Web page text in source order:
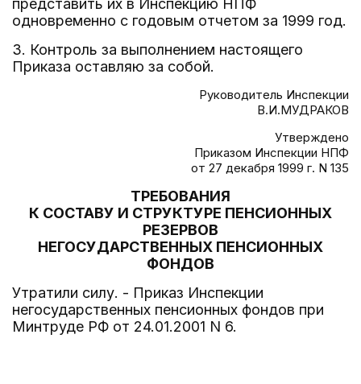
представить их в Инспекцию НПФ
одновременно с годовым отчетом за 1999 год.
3. Контроль за выполнением настоящего
Приказа оставляю за собой.
Руководитель Инспекции
В.И.МУДРАКОВ
Утверждено
Приказом Инспекции НПФ
от 27 декабря 1999 г. N 135
ТРЕБОВАНИЯ
К СОСТАВУ И СТРУКТУРЕ ПЕНСИОННЫХ
РЕЗЕРВОВ
НЕГОСУДАРСТВЕННЫХ ПЕНСИОННЫХ
ФОНДОВ
Утратили силу. - Приказ Инспекции
негосударственных пенсионных фондов при
Минтруде РФ от 24.01.2001 N 6.